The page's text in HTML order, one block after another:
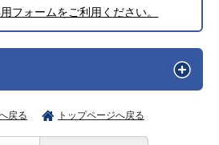
フォームをご利用ください。
戻る トップページへ戻る